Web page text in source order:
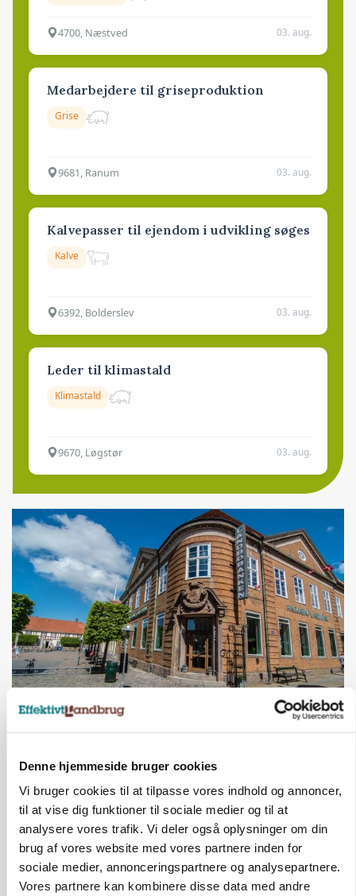
Denne hjemmeside bruger cookies
Vi bruger cookies til at tilpasse vores indhold og annoncer,
til at vise dig funktioner til sociale medier og til at
analysere vores trafik. Vi deler også oplysninger om din
brug af vores website med vores partnere inden for
sociale medier, annonceringspartnere og analysepartnere.
Vores partnere kan kombinere disse data med andre
4700, Næstved 03. aug.
Medarbejdere til griseproduktion
Grise
9681, Ranum 03. aug.
Kalvepasser til ejendom i udvikling søges
Kalve
6392, Bolderslev 03. aug.
Leder til klimastald
Klimastald
9670, Løgstør 03. aug.
BUSINESS
Lave grisepriser og nye regler øger landbobanks
forsigtighed